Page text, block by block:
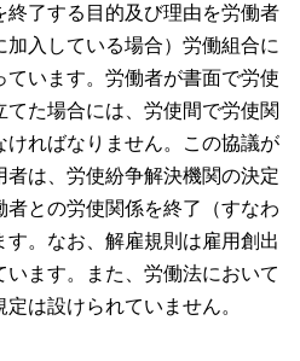
終了する目的及び理由を労働者
加入している場合）労働組合に
います。労働者が書面で労使
た場合には、労使間で労使関
ればなりません。この協議が
は、労使紛争解決機関の決定
者との労使関係を終了（すなわ
。なお、解雇規則は雇用創出
ます。また、労働法において
は設けられていません。